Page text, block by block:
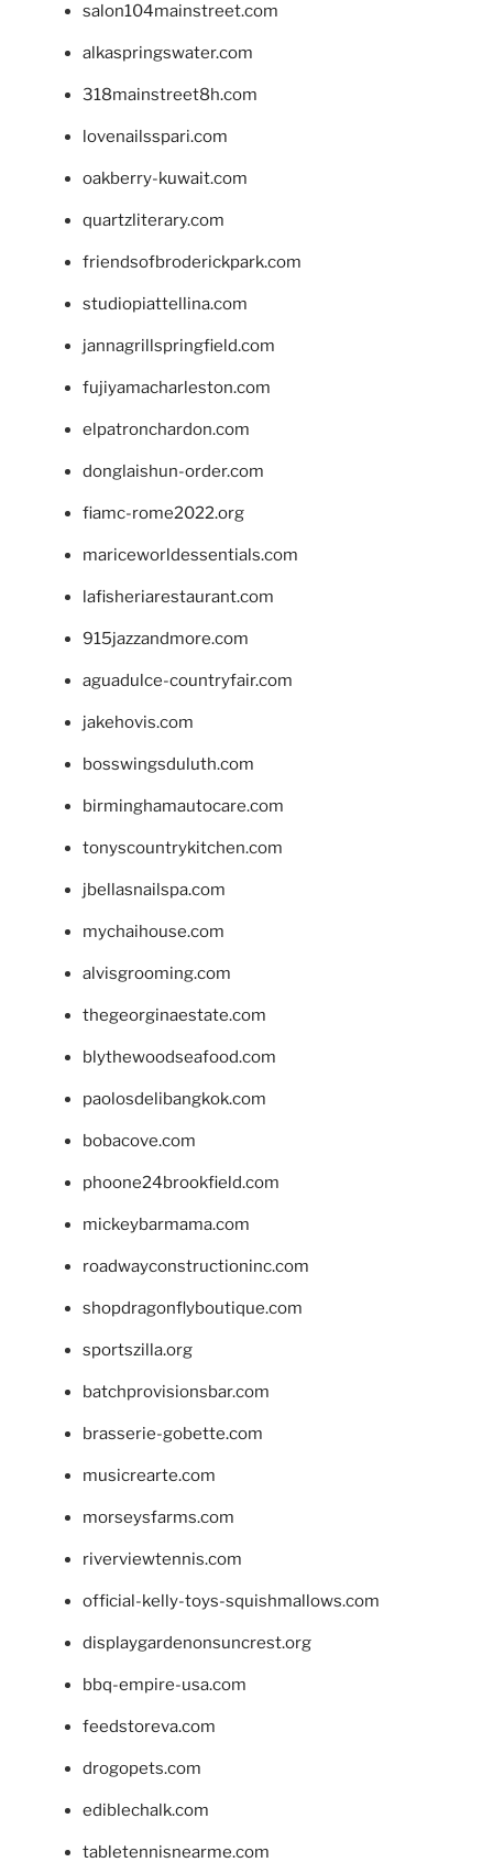
salon104mainstreet.com
alkaspringswater.com
318mainstreet8h.com
lovenailsspari.com
oakberry-kuwait.com
quartzliterary.com
friendsofbroderickpark.com
studiopiattellina.com
jannagrillspringfield.com
fujiyamacharleston.com
elpatronchardon.com
donglaishun-order.com
fiamc-rome2022.org
mariceworldessentials.com
lafisheriarestaurant.com
915jazzandmore.com
aguadulce-countryfair.com
jakehovis.com
bosswingsduluth.com
birminghamautocare.com
tonyscountrykitchen.com
jbellasnailspa.com
mychaihouse.com
alvisgrooming.com
thegeorginaestate.com
blythewoodseafood.com
paolosdelibangkok.com
bobacove.com
phoone24brookfield.com
mickeybarmama.com
roadwayconstructioninc.com
shopdragonflyboutique.com
sportszilla.org
batchprovisionsbar.com
brasserie-gobette.com
musicrearte.com
morseysfarms.com
riverviewtennis.com
official-kelly-toys-squishmallows.com
displaygardenonsuncrest.org
bbq-empire-usa.com
feedstoreva.com
drogopets.com
ediblechalk.com
tabletennisnearme.com